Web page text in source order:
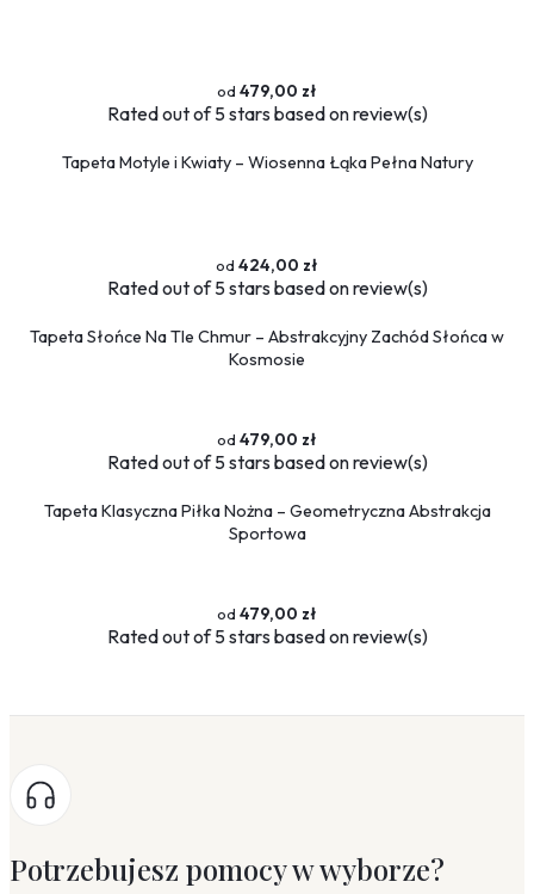
479,00 zł
Ratedout of 5 stars based onreview(s)
Tapeta Motyle i Kwiaty – Wiosenna Łąka Pełna Natury
424,00 zł
Ratedout of 5 stars based onreview(s)
Tapeta Słońce Na Tle Chmur – Abstrakcyjny Zachód Słońca w
Kosmosie
479,00 zł
Ratedout of 5 stars based onreview(s)
Tapeta Klasyczna Piłka Nożna – Geometryczna Abstrakcja
Sportowa
479,00 zł
Ratedout of 5 stars based onreview(s)
Potrzebujesz pomocy w wyborze?